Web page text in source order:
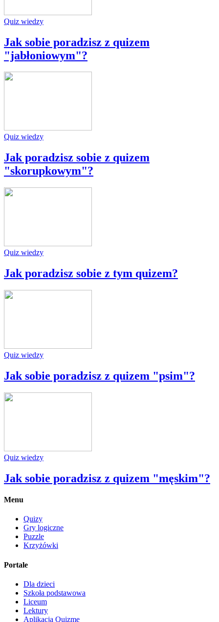
Quiz wiedzy
Jak sobie poradzisz z quizem
"jabłoniowym"?
Quiz wiedzy
Jak poradzisz sobie z quizem
"skorupkowym"?
Quiz wiedzy
Jak poradzisz sobie z tym quizem?
Quiz wiedzy
Jak sobie poradzisz z quizem "psim"?
Quiz wiedzy
Jak sobie poradzisz z quizem "męskim"?
Menu
Quizy
Gry logiczne
Puzzle
Krzyżówki
Portale
Dla dzieci
Szkoła podstawowa
Liceum
Lektury
Aplikacja Quizme